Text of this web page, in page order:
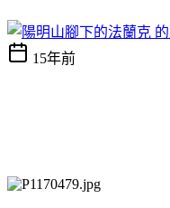
15年前